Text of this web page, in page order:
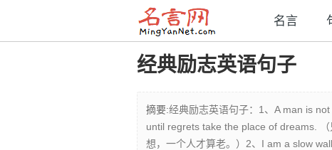
名言
经典励志英语句子
摘要:经典励志英语句子：1、A man is
until regrets take the place of dreams.
想，一个人才算老。）2、I am a slow